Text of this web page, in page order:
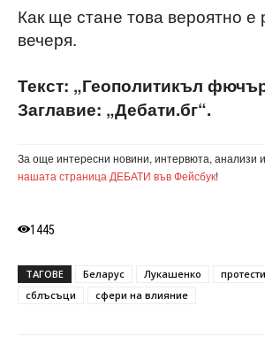
Как ще стане това вероятно е
вечеря.
Текст: „Геополитикъл
Заглавие: „Дебати.бг“.
За още интересни новини, интервюта, анализи
нашата страница ДЕБАТИ във Фейсбук!
1445
ТАГОВЕ Беларус Лукашенко протести
сблъсъци
сфери на влияние